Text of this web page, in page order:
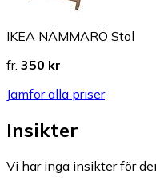
IKEA NÄMMARÖ Stol
fr. 350 kr
Jämför alla priser
Insikter
Vi har inga insikter för